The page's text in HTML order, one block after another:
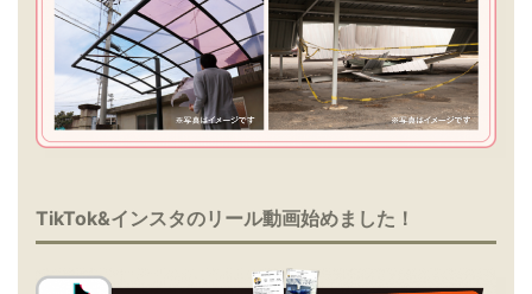
TikTok&インスタのリール動画始めました！